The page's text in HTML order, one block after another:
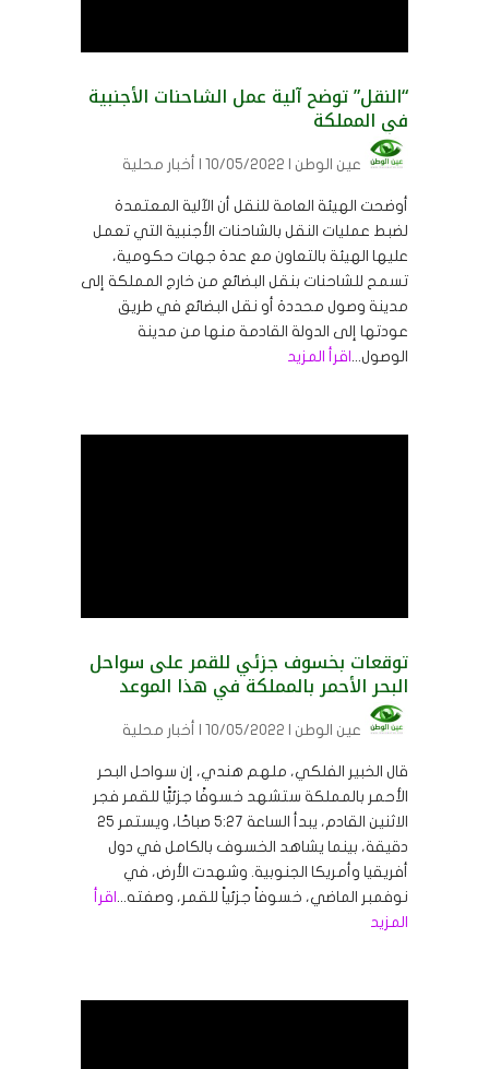
“النقل” توضح آلية عمل الشاحنات الأجنبية
في المملكة
عين الوطن
أوضحت الهيئة العامة للنقل أن الآلية المعتمدة
لضبط عمليات النقل بالشاحنات الأجنبية التي تعمل
عليها الهيئة بالتعاون مع عدة جهات حكومية،
تسمح للشاحنات بنقل البضائع من خارج المملكة إلى
مدينة وصول محددة أو نقل البضائع في طريق
عودتها إلى الدولة القادمة منها من مدينة
الوصول... اقرأ المزيد
توقعات بخسوف جزئي للقمر على سواحل
البحر الأحمر بالمملكة في هذا الموعد
عين الوطن | 10/05/2022 | أخبار محلية
قال الخبير الفلكي، ملهم هندي، إن سواحل البحر
الأحمر بالمملكة ستشهد خسوفًا جزئيًّا للقمر فجر
الاثنين القادم، يبدأ الساعة ٥:٢٧ صباحًا، ويستمر ٢٥
دقيقة، بينما يشاهد الخسوف بالكامل في دول
أفريقيا وأمريكا الجنوبية. وشهدت الأرض، في
نوفمبر الماضي، خسوفاً جزئياً للقمر، وصفته... اقرأ
المزيد